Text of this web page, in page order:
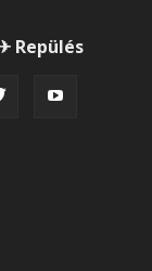
Repülés